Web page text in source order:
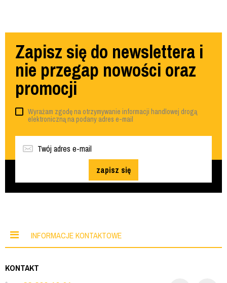
Zapisz się do newslettera i
nie przegap nowości oraz
promocji
Wyrażam zgodę na otrzymywanie informacji handlowej drogą
elektroniczną na podany adres e-mail
zapisz się
INFORMACJE KONTAKTOWE
KONTAKT